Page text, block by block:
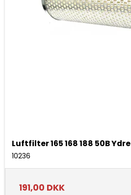
Luftfilter 165 168 188 50B Ydre
10236
191,00 DKK